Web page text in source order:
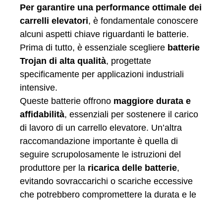
Per garantire una performance ottimale dei
carrelli elevatori, è fondamentale conoscere
alcuni aspetti chiave riguardanti le batterie.
Prima di tutto, è essenziale scegliere batterie
Trojan di alta qualità, progettate
specificamente per applicazioni industriali
intensive.
Queste batterie offrono maggiore durata e
affidabilità, essenziali per sostenere il carico
di lavoro di un carrello elevatore. Un’altra
raccomandazione importante è quella di
seguire scrupolosamente le istruzioni del
produttore per la ricarica delle batterie,
evitando sovraccarichi o scariche eccessive
che potrebbero compromettere la durata e le